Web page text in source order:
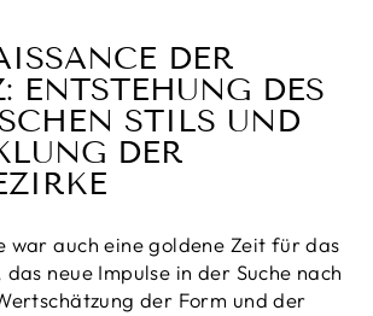
DER
ENTSTEHUNG DES
STILS UND
DER
war auch eine goldene Zeit für das
neue Impulse in der Suche nach
der Form und der